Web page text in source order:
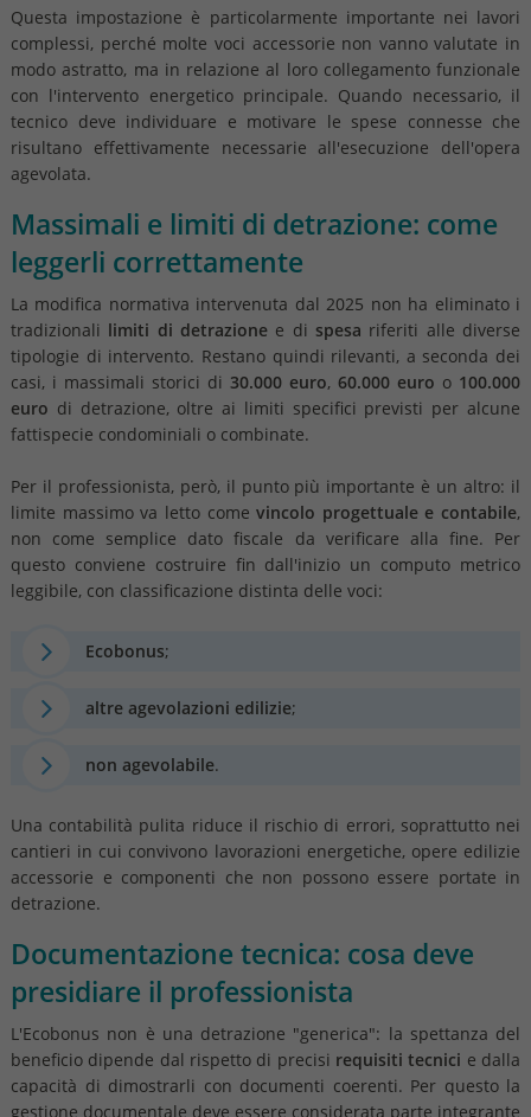
Questa impostazione è particolarmente importante nei lavori
complessi, perché molte voci accessorie non vanno valutate in
modo astratto, ma in relazione al loro collegamento funzionale
con l'intervento energetico principale. Quando necessario, il
tecnico deve individuare e motivare le spese connesse che
risultano effettivamente necessarie all'esecuzione dell'opera
agevolata.
Massimali e limiti di detrazione: come
leggerli correttamente
La modifica normativa intervenuta dal 2025 non ha eliminato i
tradizionali limiti di detrazione e di spesa riferiti alle diverse
tipologie di intervento. Restano quindi rilevanti, a seconda dei
casi, i massimali storici di 30.000 euro, 60.000 euro o 100.000
euro di detrazione, oltre ai limiti specifici previsti per alcune
fattispecie condominiali o combinate.
Per il professionista, però, il punto più importante è un altro: il
limite massimo va letto comevincolo progettuale e contabile,
non come semplice dato fiscale da verificare alla fine. Per
questo conviene costruire fin dall'inizio un computo metrico
leggibile, con classificazione distinta delle voci:
Ecobonus;
altre agevolazioni edilizie;
non agevolabile.
Una contabilità pulita riduce il rischio di errori, soprattutto nei
cantieri in cui convivono lavorazioni energetiche, opere edilizie
accessorie e componenti che non possono essere portate in
detrazione.
Documentazione tecnica: cosa deve
presidiare il professionista
L'Ecobonus non è una detrazione "generica": la spettanza del
beneficio dipende dal rispetto di precisi requisiti tecnici e dalla
capacità di dimostrarli con documenti coerenti. Per questo la
gestione documentale deve essere considerata parte integrante